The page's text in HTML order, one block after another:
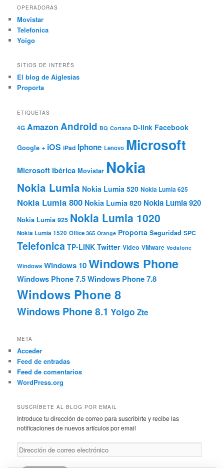
OPERADORAS
Movistar
Telefonica
Yoigo
SITIOS DE INTERÉS
El blog de Aiglesias
Proporta
ETIQUETAS
4G Amazon Android BQ Cortana D-link Facebook
Google + iOS iPad Iphone Lenovo Microsoft
Microsoft Ibérica Movistar Nokia
Nokia Lumia Nokia Lumia 520 Nokia Lumia 625
Nokia Lumia 800 Nokia Lumia 820 Nokia Lumia 920
Nokia Lumia 925 Nokia Lumia 1020
Nokia Lumia 1520 Office 365 Orange Proporta Seguridad SPC
Telefonica TP-LINK Twitter Video VMware Vodafone
Windows Windows 10Windows Phone
Windows Phone 7.5Windows Phone 7.8
Windows Phone 8
Windows Phone 8.1 Yoigo Zte
META
Acceder
Feed de entradas
Feed de comentarios
WordPress.org
SUSCRÍBETE AL BLOG POR EMAIL
Introduce tu dirección de correo para suscribirte y recibe las
notificaciones de nuevos artículos por email
Dirección
de
correo